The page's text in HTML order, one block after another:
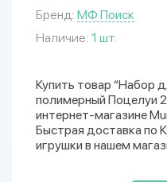
Бренд: МФ Поиск
Наличие: 1 шт.
Купить товар “Набор
полимерный Поцелуи
интернет-магазине
Быстрая доставка по
игрушки в нашем